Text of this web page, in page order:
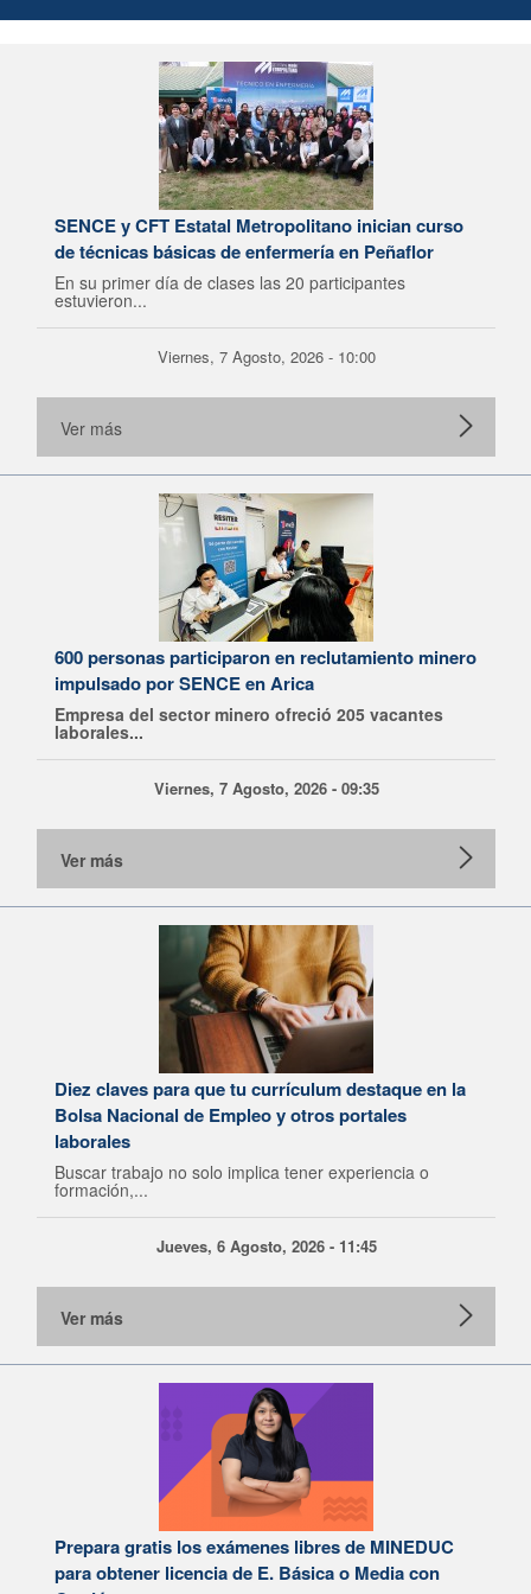
SENCE y CFT Estatal Metropolitano inician curso
de técnicas básicas de enfermería en Peñaflor
En su primer día de clases las 20 participantes
estuvieron...
Viernes, 7 Agosto, 2026 - 10:00
Ver más
600 personas participaron en reclutamiento minero
impulsado por SENCE en Arica
Empresa del sector minero ofreció 205 vacantes
laborales...
Viernes, 7 Agosto, 2026 - 09:35
Ver más
Diez claves para que tu currículum destaque en la
Bolsa Nacional de Empleo y otros portales
laborales
Buscar trabajo no solo implica tener experiencia o
formación,...
Jueves, 6 Agosto, 2026 - 11:45
Ver más
Prepara gratis los exámenes libres de MINEDUC
para obtener licencia de E. Básica o Media con